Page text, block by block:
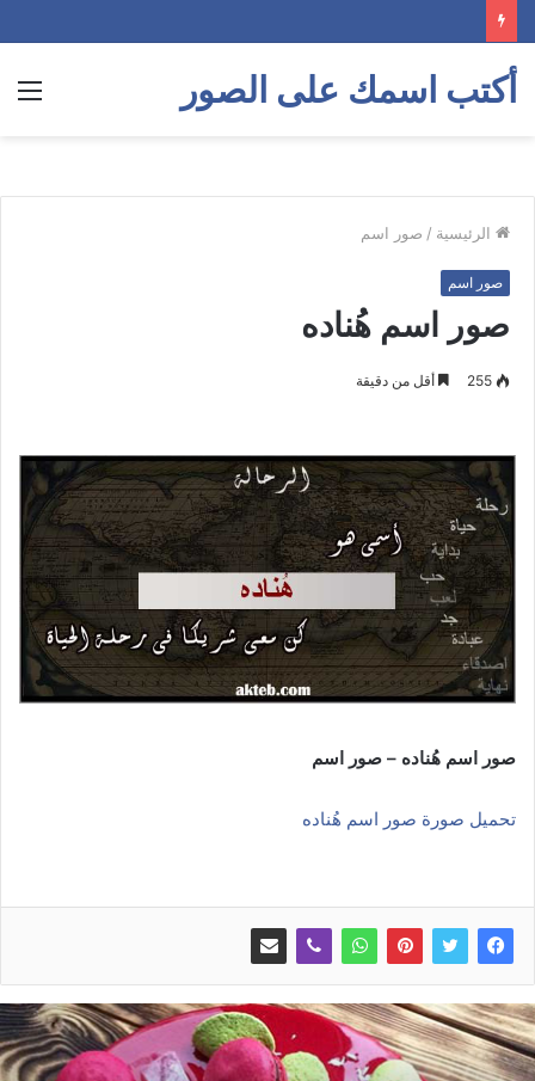
أكتب اسمك على الصور
الرئيسية / صور اسم
صور اسم
صور اسم هُناده
255 أقل من دقيقة
صور اسم هُناده – صور اسم
تحميل صورة صور اسم هُناده